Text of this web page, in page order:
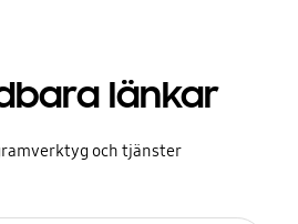
länkar
och tjänster